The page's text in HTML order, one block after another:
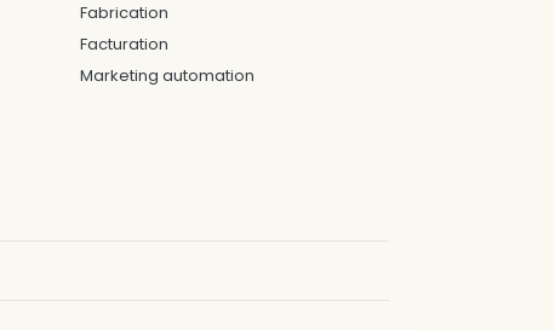
Fabrication
Facturation
Marketing automation